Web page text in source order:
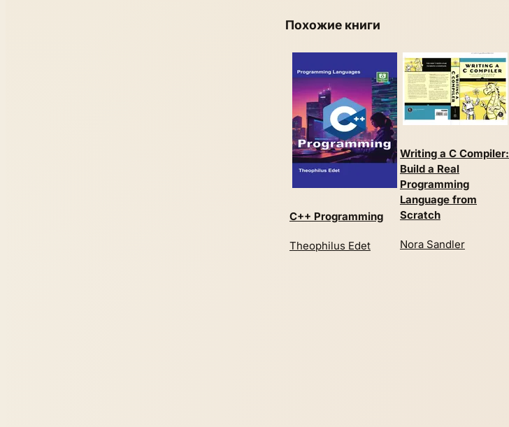
Похожие книги
C++ Programming
Theophilus Edet
Writing a C Compiler:
Build a Real
Programming
Language from
Scratch
Nora Sandler